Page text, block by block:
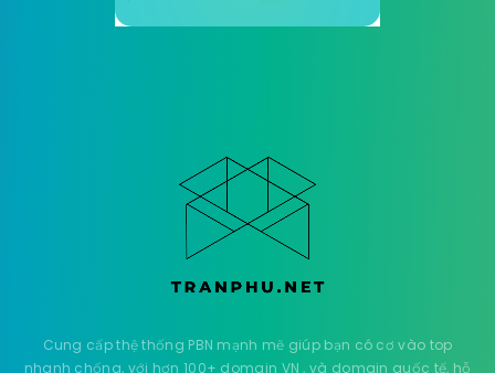
Cung cấp thệ thống PBN mạnh mẽ giúp bạn có cơ vào top
nhanh chống, với hơn 100+ domain VN , và domain quốc tế, hỗ